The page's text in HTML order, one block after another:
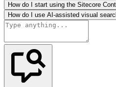
How do I start using the Sitecore
How do I use AI-assisted visual